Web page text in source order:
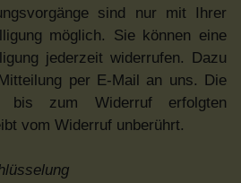
sind nur mit Ihrer
möglich. Sie können eine
jederzeit widerrufen. Dazu
per E-Mail an uns. Die
bis zum Widerruf erfolgten
vom Widerruf unberührt.